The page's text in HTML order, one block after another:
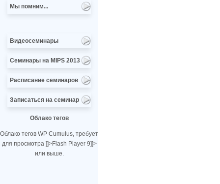
Мы помним...
Видеосеминары
Семинары на MIPS 2013
Расписание семинаров
Записаться на семинар
Облако тегов
Облако тегов WP Cumulus, требует
для просмотра ]]>Flash Player 9]]>
или выше.